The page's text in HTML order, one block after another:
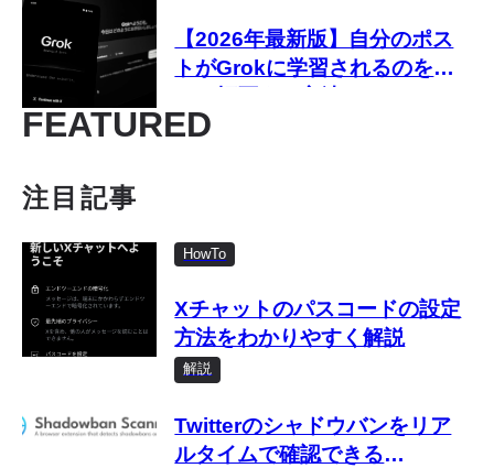
【2026年最新版】自分のポス
トがGrokに学習されるのをオ
FEATURED
注目記事
HowTo
Xチャットのパスコードの設定
方法をわかりやすく解説
解説
Twitterのシャドウバンをリア
ルタイムで確認できる